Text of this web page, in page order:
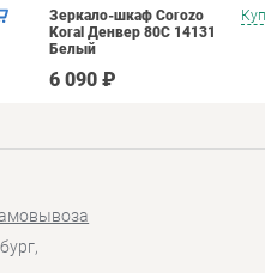
Зеркало-шкаф Corozo
Koral Денвер 80С 14131
Белый
6 090 ₽